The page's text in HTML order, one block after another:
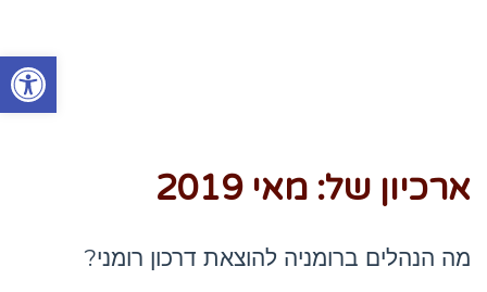
פתח
ארכיון של: מאי 2019
מה הנהלים ברומניה להוצאת דרכון רומני?